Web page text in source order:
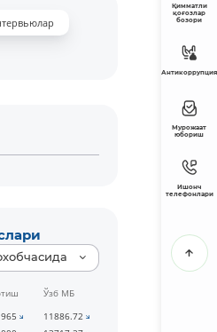
Ўзб МБ
11886.72
Қимматли
қоғозлар
бозори
Антикоррупция
Мурожаат
юбориш
Ишонч
телефонлари